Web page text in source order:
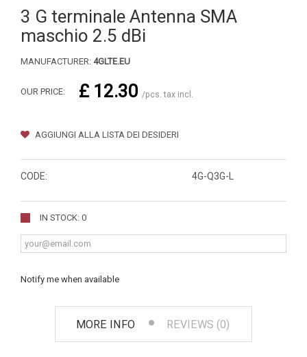
3 G terminale Antenna SMA
maschio 2.5 dBi
MANUFACTURER: 4GLTE.EU
OUR PRICE: £ 12.30 /pcs. tax incl.
AGGIUNGI ALLA LISTA DEI DESIDERI
CODE: 4G-Q3G-L
IN STOCK: 0
Notify me when available
MORE INFO REVIEWS (0)